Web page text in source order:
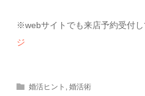
※webサイトでも来店予約受
ジ
婚活ヒント ,婚活術